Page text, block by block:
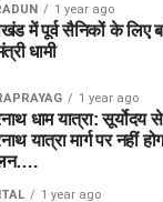
SUL
सकता है?
और Usman Tariq
पर आज के
है?
और Ellyse
और बेहतरीन विकल्प हैं।
पिच का
1 year ago
में पूर्व सैनिकों के लिए
धामी
1 year ago
धाम यात्रा: सूर्योदय
यात्रा मार्ग पर नहीं
1 year ago